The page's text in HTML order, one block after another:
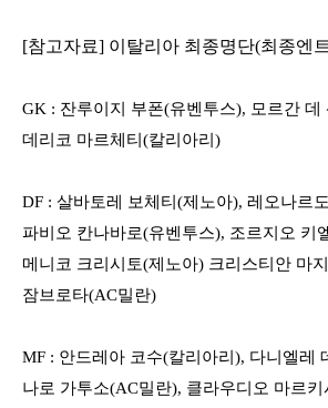
[참고자료] 이탈리아 최종명단(최종엔
GK : 잔루이지 부폰(유벤투스), 모르간 데
데리코 마르체티 (칼리아리 )
DF : 살바토레 보체티 (제노아), 레오나르
파비오 칸나바로(유벤투스), 조르지오 키
메니코 크리시토(제노아) 크리스티안 마
잠브로타(AC밀란)
MF : 안드레아 코수(칼리아리 ), 다니엘레
나로 가투소(AC밀란), 클라우디오 마르키